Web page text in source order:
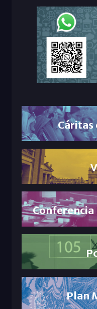
Cáritas
Conferencia
Plan